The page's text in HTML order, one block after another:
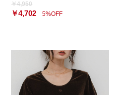
￥4,950
￥4,702 5%OFF